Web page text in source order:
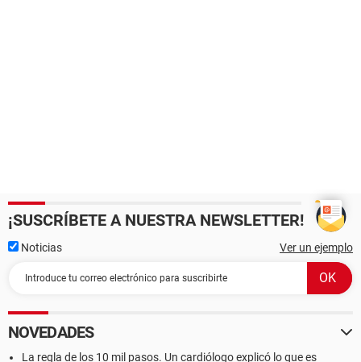
................ Debe elegir una forma de retiros .............
Les pedimos que las medidas de seguridad Mantenga su
ganador del título (confidencial) hasta que su paquete se
entrega por lo que se siente es apropiado (conveniente).
¡SUSCRÍBETE A NUESTRA NEWSLETTER!
Noticias Ver un ejemplo
NOVEDADES
La regla de los 10 mil pasos. Un cardiólogo explicó lo que es